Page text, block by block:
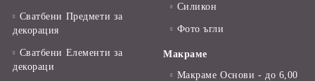
Сватбени Предмети за
декорация
Сватбени Елементи за
декораци
Силикон
Фото ъгли
Макраме
Макраме Основи - до 6,00